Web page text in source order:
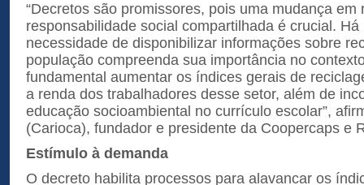
“Decretos são promissores, pois uma mudança em
responsabilidade social compartilhada é crucial.
necessidade de disponibilizar informações sobre
população compreenda sua importância no
fundamental aumentar os índices gerais de
a renda dos trabalhadores desse setor, além de
educação socioambiental no currículo escolar”,
(Carioca), fundador e presidente da Coopercaps e
Estímulo à demanda
O decreto habilita processos para alavancar os